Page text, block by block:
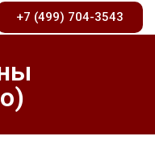
+7 (499) 704-3543